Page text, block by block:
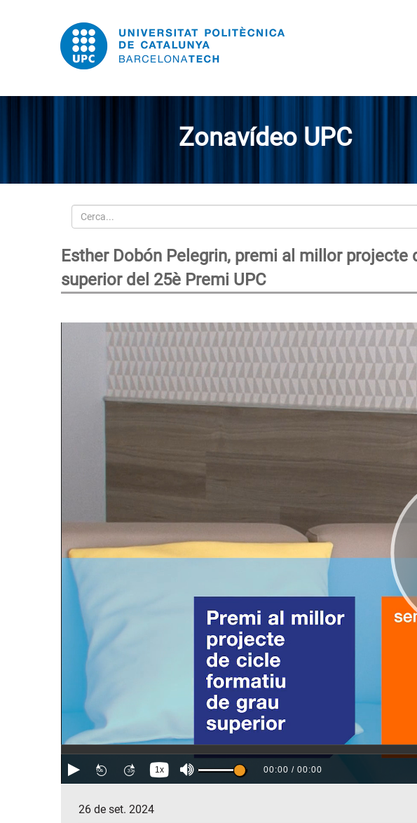
Zonavídeo UPC
Cerca
Esther Dobón Pelegrin, premi al millor
superior del 25è Premi UPC
26 de set. 2024